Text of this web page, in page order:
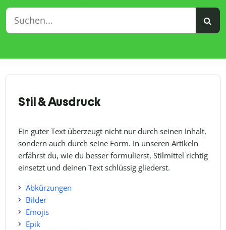
Stil & Ausdruck
Ein guter Text überzeugt nicht nur durch seinen Inhalt,
sondern auch durch seine Form. In unseren Artikeln
erfährst du, wie du besser formulierst, Stilmittel richtig
einsetzt und deinen Text schlüssig gliederst.
Abkürzungen
Bilder
Emojis
Epik